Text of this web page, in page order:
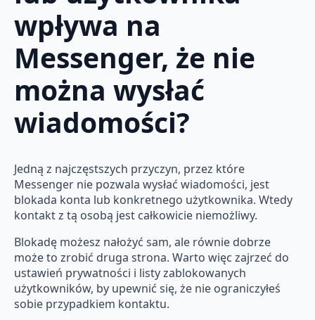
wpływa na
Messenger, że nie
można wysłać
wiadomości?
Jedną z najczęstszych przyczyn, przez które
Messenger nie pozwala wysłać wiadomości, jest
blokada konta lub konkretnego użytkownika. Wtedy
kontakt z tą osobą jest całkowicie niemożliwy.
Blokadę możesz nałożyć sam, ale równie dobrze
może to zrobić druga strona. Warto więc zajrzeć do
ustawień prywatności i listy zablokowanych
użytkowników, by upewnić się, że nie ograniczyłeś
sobie przypadkiem kontaktu.